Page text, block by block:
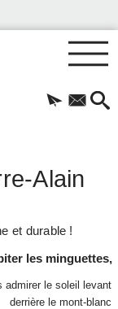
Alain
et durable !
les minguettes,
admirer le soleil levant
derrière le mont-blanc